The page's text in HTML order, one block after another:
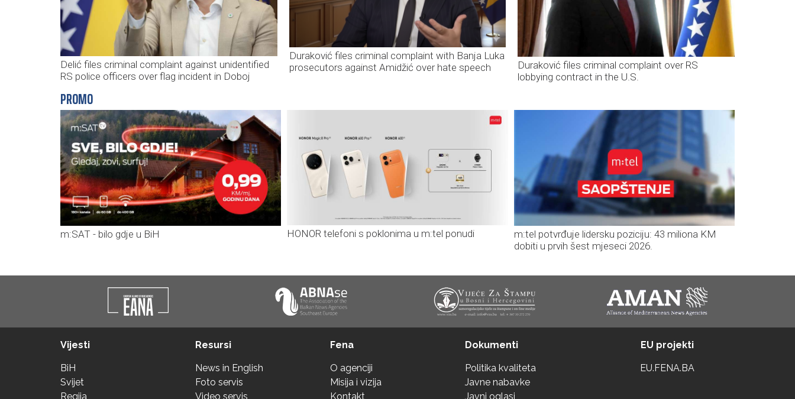
Delić files criminal complaint against unidentified
RS police officers over flag incident in Doboj
Duraković files criminal complaint with Banja Luka
prosecutors against Amidžić over hate speech
Duraković files criminal complaint over RS
lobbying contract in the U.S.
PROMO
m:SAT - bilo gdje u BiH HONOR telefoni s poklonima u m:tel ponudi
m:tel potvrđuje lidersku poziciju: 43 miliona KM
dobiti u prvih šest mjeseci 2026.
Vijesti
BiH
Svijet
Regija
Resursi
News in English
Foto servis
Video servis
Fena
O agenciji
Misija i vizija
Kontakt
Dokumenti
Politika kvaliteta
Javne nabavke
Javni oglasi
EU projekti
EU.FENA.BA